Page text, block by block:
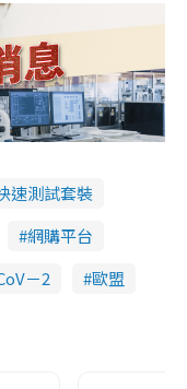
速測試套裝
網購平台
－2 歐盟